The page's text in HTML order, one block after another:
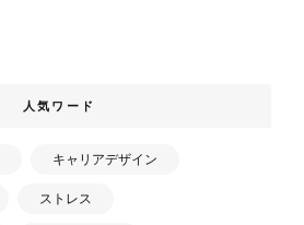
人気ワード
キャリアデザイン
ストレス